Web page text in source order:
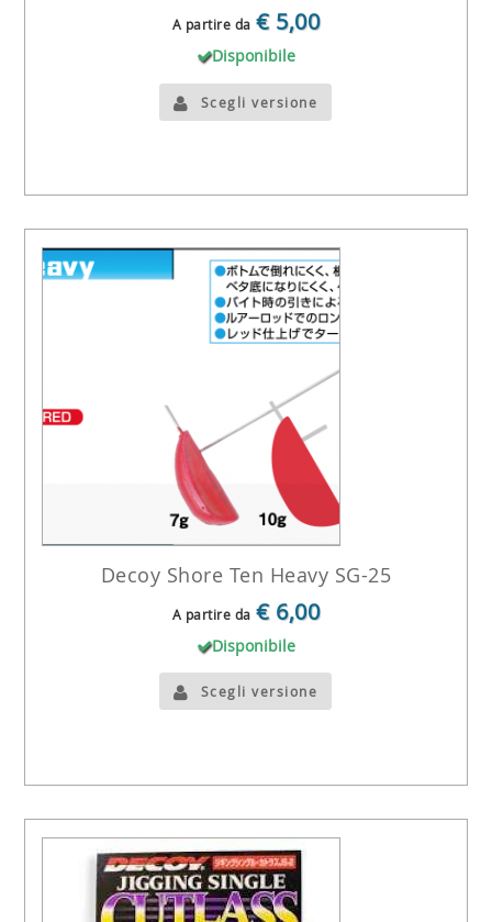
A partire da € 5,00
Disponibile
Scegli versione
Decoy Shore Ten Heavy SG-25
A partire da € 6,00
Disponibile
Scegli versione